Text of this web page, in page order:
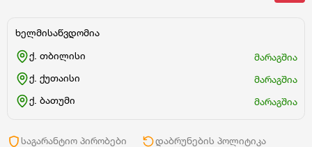
ხელმისაწვდომია
ქ. თბილისი
მარაგშია
ქ. ქუთაისი
მარაგშია
ქ. ბათუმი
მარაგშია
საგარანტიო პირობები დაბრუნების პოლიტიკა